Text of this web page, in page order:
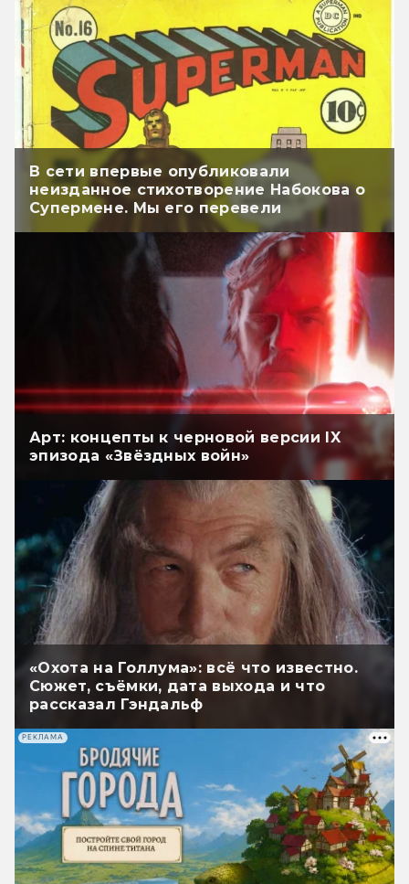
В сети впервые опубликовали
неизданное стихотворение Набокова о
Супермене. Мы его перевели
Арт: концепты к черновой версии IX
эпизода «Звёздных войн»
«Охота на Голлума»: всё что известно.
Сюжет, съёмки, дата выхода и что
рассказал Гэндальф
РЕКЛАМА